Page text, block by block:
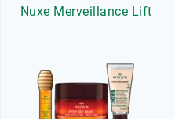
Nuxe Merveillance Lift